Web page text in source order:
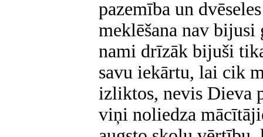
pazemība un
meklēšana nav bijusi
nami drīzāk bijuši
savu iekārtu, lai cik
izliktos, nevis Dieva
viņi noliedza